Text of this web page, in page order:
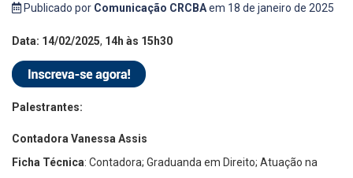
Publicado por Comunicação CRCBAem 18 de janeiro de 2025
Data: 14/02/2025, 14h às 15h30
Palestrantes:
Contadora Vanessa Assis
Ficha Técnica: Contadora; Graduanda em Direito; Atuação na